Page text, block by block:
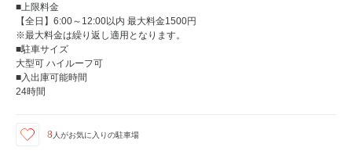
■上限料金
【全日】6:00～12:00以内 最大料金1500円
※最大料金は繰り返し適用となります。
■駐車サイズ
大型可 ハイルーフ可
■入出庫可能時間
24時間
8人がお気に入りの駐車場